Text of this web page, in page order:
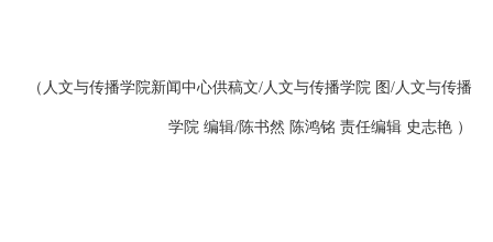
（人文与传播学院新闻中心供稿文/人文与传播学院 图/人文与传播
学院 编辑/陈书然 陈鸿铭 责任编辑 史志艳 ）